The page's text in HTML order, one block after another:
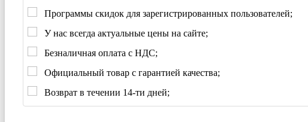
Программы скидок для зарегистрированных пользователей;
У нас всегда актуальные цены на сайте;
Безналичная оплата с НДС;
Официальный товар с гарантией качества;
Возврат в течении 14-ти дней;